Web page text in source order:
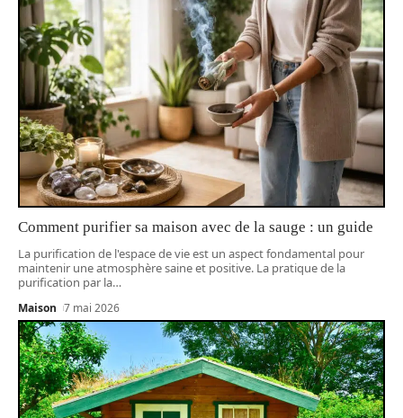
Comment purifier sa maison avec de la sauge : un guide
La purification de l'espace de vie est un aspect fondamental pour
maintenir une atmosphère saine et positive. La pratique de la
purification par la…
Maison 7 mai 2026